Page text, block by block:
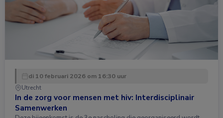
di 10 februari 2026 om 16:30 uur
Utrecht
In de zorg voor mensen met hiv: Interdisciplinair
Samenwerken